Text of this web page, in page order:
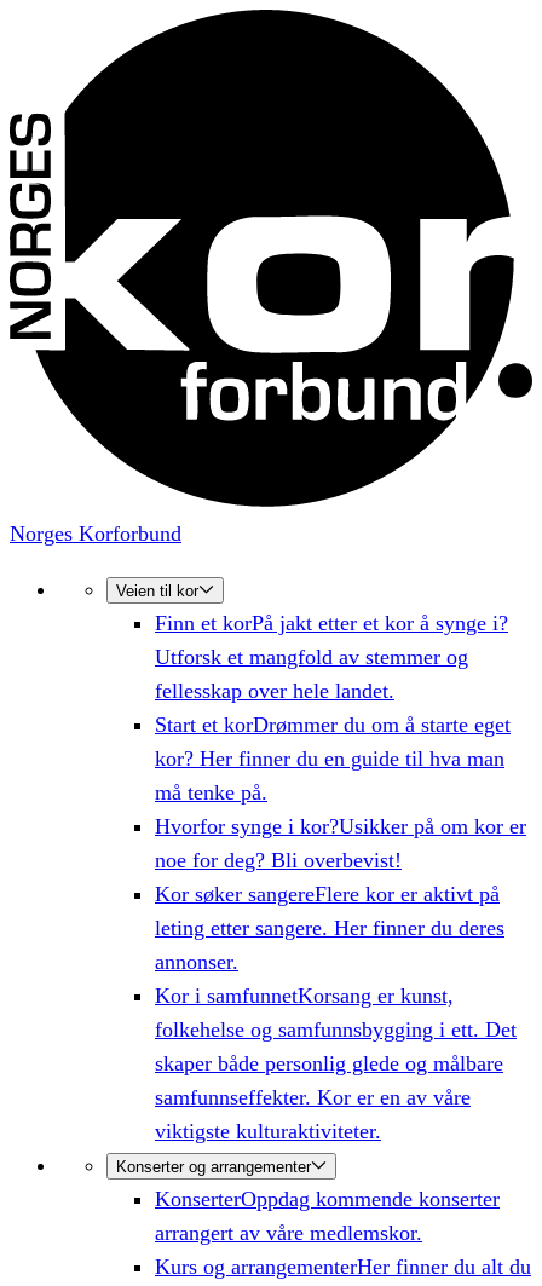
Norges Korforbund
Veien til kor
Finn et korPå jakt etter et kor å synge i?
Utforsk et mangfold av stemmer og
fellesskap over hele landet.
Start et korDrømmer du om å starte eget
kor? Her finner du en guide til hva man
må tenke på.
Hvorfor synge i kor?Usikker på om kor er
noe for deg? Bli overbevist!
Kor søker sangereFlere kor er aktivt på
leting etter sangere. Her finner du deres
annonser.
Kor i samfunnetKorsang er kunst,
folkehelse og samfunnsbygging i ett. Det
skaper både personlig glede og målbare
samfunnseffekter. Kor er en av våre
viktigste kulturaktiviteter.
Konserter og arrangementer
KonserterOppdag kommende konserter
arrangert av våre medlemskor.
Kurs og arrangementerHer finner du alt du